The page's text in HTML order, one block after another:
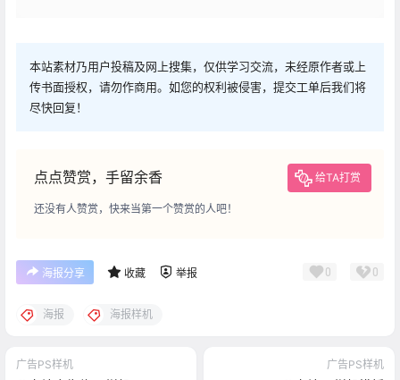
本站素材乃用户投稿及网上搜集，仅供学习交流，未经原作者或上
传书面授权，请勿作商用。如您的权利被侵害，提交工单后我们将
尽快回复！
点点赞赏，手留余香 给TA打赏
还没有人赞赏，快来当第一个赞赏的人吧！
海报分享 收藏 举报 0 0
海报 海报样机
广告PS样机 广告PS样机